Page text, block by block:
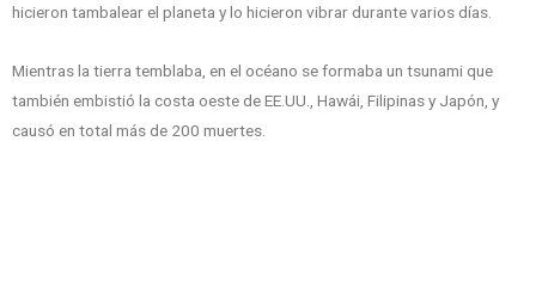
hicieron tambalear el planeta y lo hicieron vibrar durante varios días.
Mientras la tierra temblaba, en el océano se formaba un tsunami que
también embistió la costa oeste de EE.UU., Hawái, Filipinas y Japón, y
causó en total más de 200 muertes.